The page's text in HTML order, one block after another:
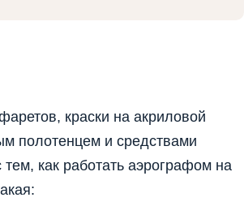
краски на акриловой
полотенцем и средствами
как работать аэрографом на